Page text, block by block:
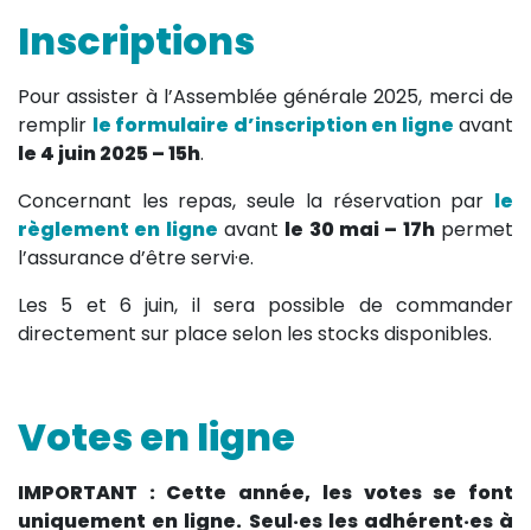
Inscriptions
Pour assister à l’Assemblée générale 2025, merci de
remplir le formulaire d’inscription en ligne avant
le 4 juin 2025 – 15h.
Concernant les repas, seule la réservation par le
règlement en ligne avant le 30 mai – 17hpermet
l’assurance d’être servi·e.
Les 5 et 6 juin, il sera possible de commander
directement sur place selon les stocks disponibles.
Votes en ligne
IMPORTANT : Cette année, les votes se font
uniquement en ligne. Seul·es les adhérent·es à